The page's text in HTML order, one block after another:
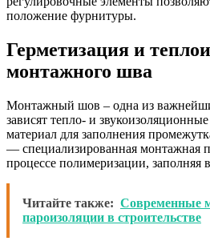
положение фурнитуры.
Герметизация и
монтажного шва
Монтажный шов – одна из
зависят тепло- и
материал для заполнения
— специализированная монтажная
процессе полимеризации, заполняя
Читайте также: Современные
пароизоляции в строительстве